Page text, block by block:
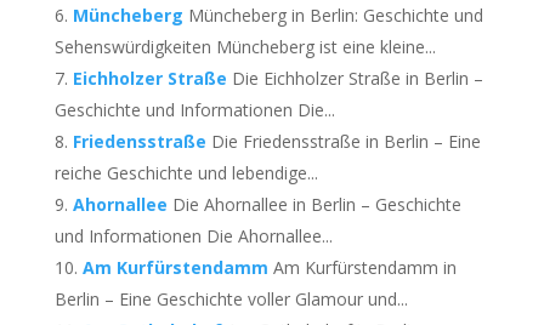
Müncheberg Müncheberg in Berlin: Geschichte und
Sehenswürdigkeiten Müncheberg ist eine kleine...
Eichholzer Straße Die Eichholzer Straße in Berlin –
Geschichte und Informationen Die...
Friedensstraße Die Friedensstraße in Berlin – Eine
reiche Geschichte und lebendige...
Ahornallee Die Ahornallee in Berlin – Geschichte
und Informationen Die Ahornallee...
Am Kurfürstendamm Am Kurfürstendamm in
Berlin – Eine Geschichte voller Glamour und...